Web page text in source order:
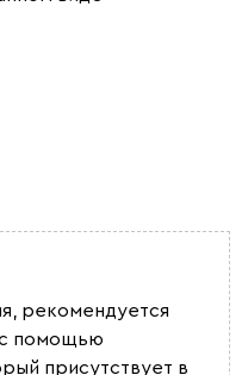
рекомендуется
с помощью
присутствует в